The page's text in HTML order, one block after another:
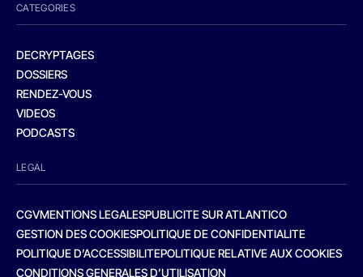
CATEGORIES
DECRYPTAGES
DOSSIERS
RENDEZ-VOUS
VIDEOS
PODCASTS
LEGAL
CGVMENTIONS LEGALESPUBLICITE SUR ATLANTICO
GESTION DES COOKIESPOLITIQUE DE CONFIDENTIALITE
POLITIQUE D’ACCESSIBILITEPOLITIQUE RELATIVE AUX COOKIES
CONDITIONS GENERALES D’UTILISATION